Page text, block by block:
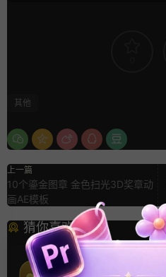
其他
上一篇
10个鎏金图章 金色扫光3D奖章动
画AE模板
猜你喜欢